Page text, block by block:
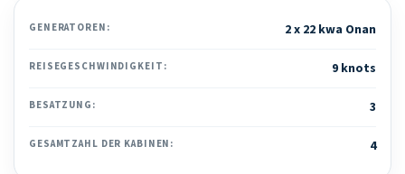
GENERATOREN: 2 x 22 kwa Onan
REISEGESCHWINDIGKEIT: 9 knots
BESATZUNG: 3
GESAMTZAHL DER KABINEN: 4